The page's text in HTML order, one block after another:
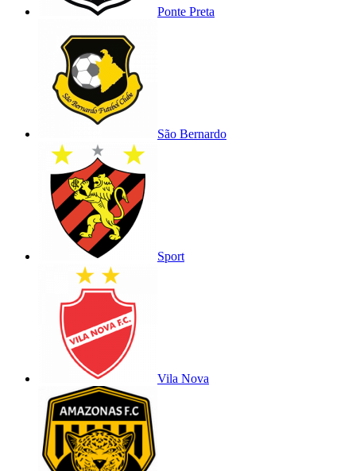
Ponte Preta
São Bernardo
Sport
Vila Nova